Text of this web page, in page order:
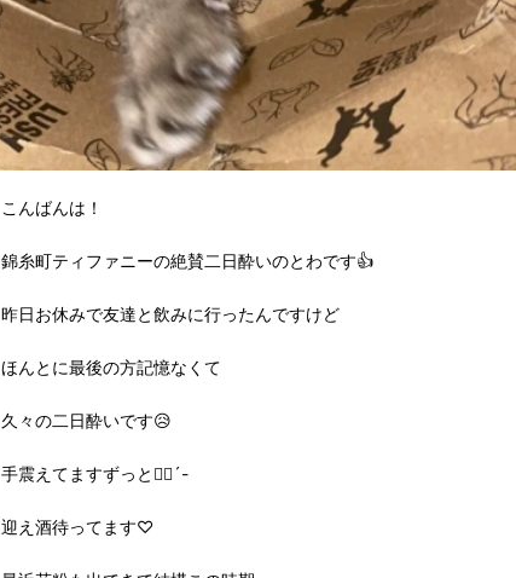
こんばんは！
錦糸町ティファニーの絶賛二日酔いのとわです👍
昨日お休みで友達と飲みに行ったんですけど
ほんとに最後の方記憶なくて
久々の二日酔いです😥
手震えてますずっと✋🏻´-
迎え酒待ってます♡